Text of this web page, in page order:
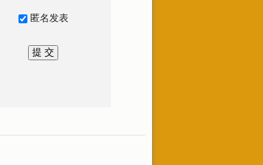
匿名发表